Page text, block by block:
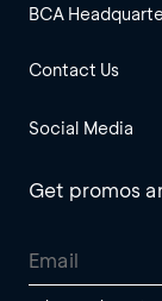
BCA
Contact Us
Social Media
Get promos